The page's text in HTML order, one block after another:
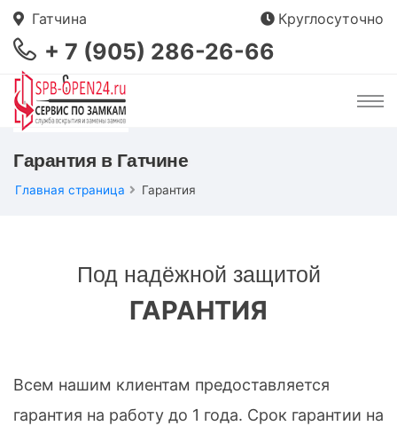
Гатчина Круглосуточно
+ 7 (905) 286-26-66
Гарантия в Гатчине
Главная страница Гарантия
Под надёжной защитой
ГАРАНТИЯ
Всем нашим клиентам предоставляется
гарантия на работу до 1 года. Срок гарантии на